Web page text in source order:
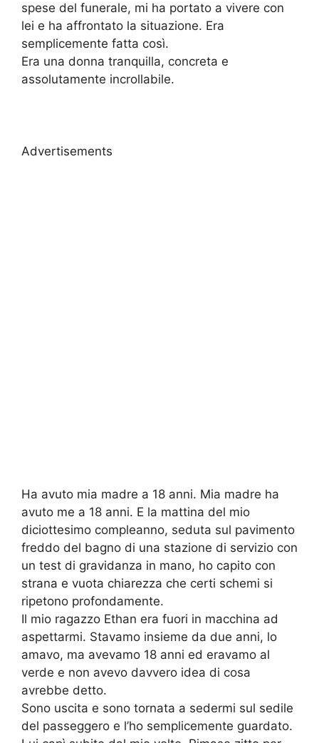
spese del funerale, mi ha portato a vivere con
lei e ha affrontato la situazione. Era
semplicemente fatta così.
Era una donna tranquilla, concreta e
assolutamente incrollabile.
Advertisements
Ha avuto mia madre a 18 anni. Mia madre ha
avuto me a 18 anni. E la mattina del mio
diciottesimo compleanno, seduta sul pavimento
freddo del bagno di una stazione di servizio con
un test di gravidanza in mano, ho capito con
strana e vuota chiarezza che certi schemi si
ripetono profondamente.
Il mio ragazzo Ethan era fuori in macchina ad
aspettarmi. Stavamo insieme da due anni, lo
amavo, ma avevamo 18 anni ed eravamo al
verde e non avevo davvero idea di cosa
avrebbe detto.
Sono uscita e sono tornata a sedermi sul sedile
del passeggero e l’ho semplicemente guardato.